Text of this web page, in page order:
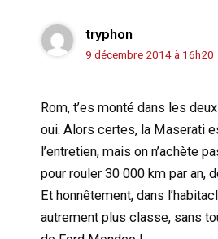
tryphon
9 décembre 2014 à 16h20
Rom, t’es monté dans les
oui. Alors certes, la Maserati
l’entretien, mais on n’achète
pour rouler 30 000 km par an,
Et honnêtement, dans
autrement plus classe, sans